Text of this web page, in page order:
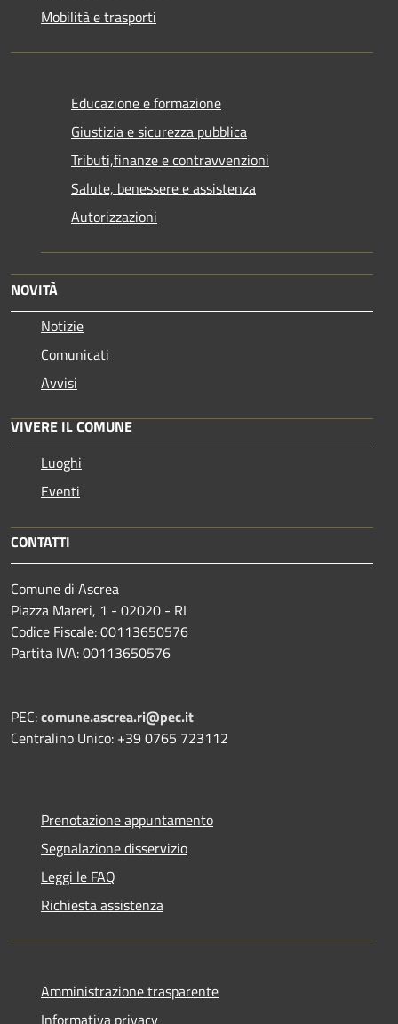
Mobilità e trasporti
Educazione e formazione
Giustizia e sicurezza pubblica
Tributi,finanze e contravvenzioni
Salute, benessere e assistenza
Autorizzazioni
NOVITÀ
Notizie
Comunicati
Avvisi
VIVERE IL COMUNE
Luoghi
Eventi
CONTATTI
Comune di Ascrea
Piazza Mareri, 1 - 02020 - RI
Codice Fiscale: 00113650576
Partita IVA: 00113650576
PEC:comune.ascrea.ri@pec.it
Centralino Unico: +39 0765 723112
Prenotazione appuntamento
Segnalazione disservizio
Leggi le FAQ
Richiesta assistenza
Amministrazione trasparente
Informativa privacy